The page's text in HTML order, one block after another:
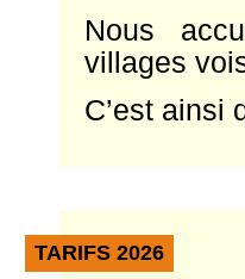
Nous
villages
C’est ainsi
TARIFS 2026